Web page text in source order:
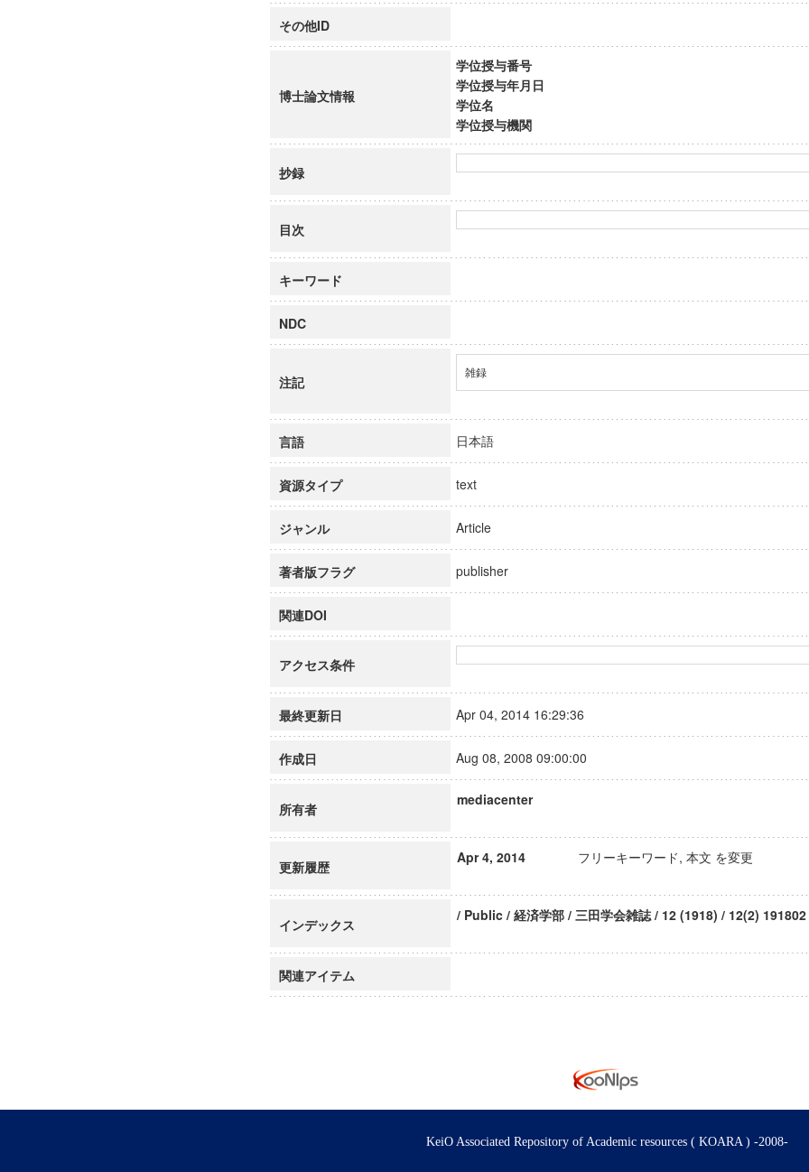
その他ID
博士論文情報
学位授与番号
学位授与年月日
学位名
学位授与機関
抄録
目次
キーワード
NDC
注記
雑録
言語 日本語
資源タイプ text
ジャンル Article
著者版フラグ publisher
関連DOI
アクセス条件
最終更新日 Apr 04, 2014 16:29:36
作成日 Aug 08, 2008 09:00:00
所有者
mediacenter
更新履歴
Apr 4, 2014 フリーキーワード, 本文 を変更
インデックス
/ Public / 経済学部 / 三田学会雑誌 / 12 (1918) / 12(2) 191802
関連アイテム
KeiO Associated Repository of Academic resources ( KOARA ) -2008-